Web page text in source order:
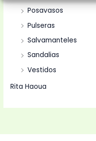
Posavasos
Pulseras
Salvamanteles
Sandalias
Vestidos
Rita Haoua